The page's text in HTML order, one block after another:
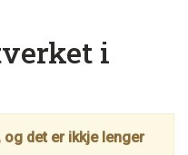
i
og det er ikkje lenger